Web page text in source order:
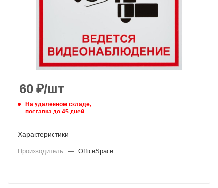
60 ₽/шт
На удаленном складе,
поставка до 45 дней
Характеристики
Производитель — OfficeSpace